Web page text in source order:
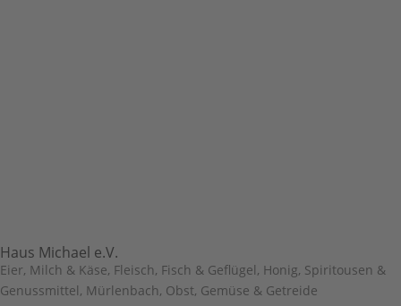
Haus Michael e.V.
Eier, Milch & Käse, Fleisch, Fisch & Geflügel, Honig, Spiritousen &
Genussmittel, Mürlenbach, Obst, Gemüse & Getreide